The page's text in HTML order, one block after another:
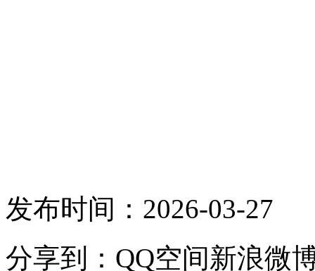
发布时间：2026-03-27
分享到： QQ空间新浪微